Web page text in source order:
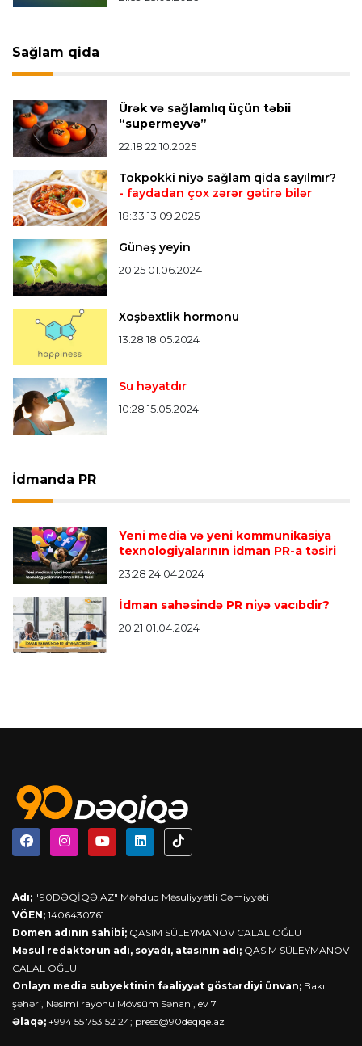
Offside 19:46 07.08.2026
bürünc medalın sahibi müəyyənləşdi
Misli Premyer liqa 16:52 07.08.2026
"Zirə" Namik Ələskərovla yollarını ayırdı
Bütün xəbərlər >>>
Sağlam qida
Ürək və sağlamlıq üçün təbii
“supermeyvə”
22:18 22.10.2025
Tokpokki niyə sağlam qida sayılmır?
- faydadan çox zərər gətirə bilər
18:33 13.09.2025
Günəş yeyin
20:25 01.06.2024
Xoşbəxtlik hormonu
13:28 18.05.2024
Su həyatdır
10:28 15.05.2024
İdmanda PR
Yeni media və yeni kommunikasiya
texnologiyalarının idman PR-a təsiri
23:28 24.04.2024
İdman sahəsində PR niyə vacıbdir?
20:21 01.04.2024
Adı; "90DƏQİQƏ.AZ" Məhdud Məsuliyyətli Cəmiyyəti
VÖEN; 1406430761
Domen adının sahibi; QASIM SÜLEYMANOV CALAL OĞLU
Məsul redaktorun adı, soyadı, atasının adı; QASIM SÜLEYMANOV
CALAL OĞLU
Onlayn media subyektinin fəaliyyət göstərdiyi ünvan; Bakı
şəhəri, Nəsimi rayonu Mövsüm Sənani, ev 7
Əlaqə; +994 55 753 52 24; press@90deqiqe.az